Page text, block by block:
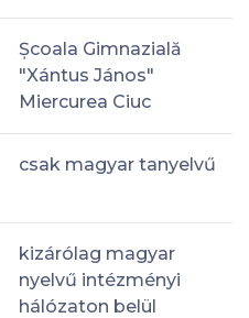
Școala Gimnazială
"Xántus János"
Miercurea Ciuc
csak magyar tanyelvű
kizárólag magyar
nyelvű intézményi
hálózaton belül